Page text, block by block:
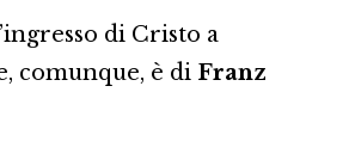
di Cristo a
comunque, è di Franz